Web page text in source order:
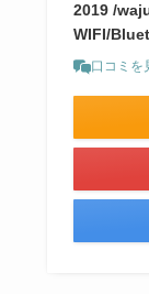
2019 /
WIFI/
口コミを